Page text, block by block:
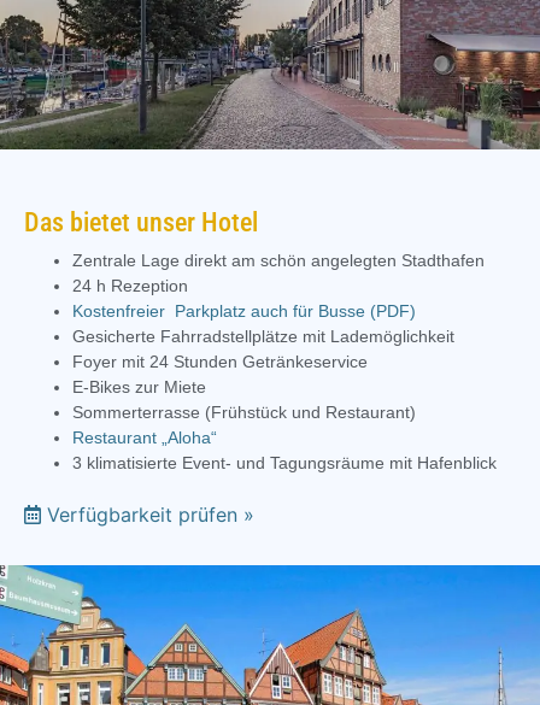
Das bietet unser Hotel
Zentrale Lage direkt am schön angelegten Stadthafen
24 h Rezeption
Kostenfreier Parkplatz auch für Busse (PDF)
Gesicherte Fahrradstellplätze mit Lademöglichkeit
Foyer mit 24 Stunden Getränkeservice
E-Bikes zur Miete
Sommerterrasse (Frühstück und Restaurant)
Restaurant „Aloha“
3 klimatisierte Event- und Tagungsräume mit Hafenblick
Verfügbarkeit prüfen »